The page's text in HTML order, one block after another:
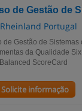
de Gestão de
Portugal
de Gestão de
da Qualidade
ScoreCard
Solicite informação